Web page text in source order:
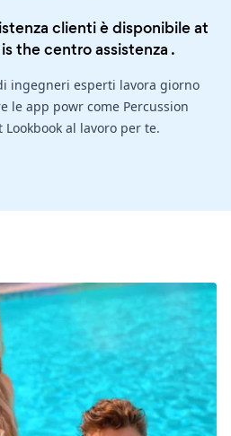
clienti è disponibile at
thecentro assistenza .
ingegneri esperti lavora giorno
le app powr come Percussion
Lookbook al lavoro per te.